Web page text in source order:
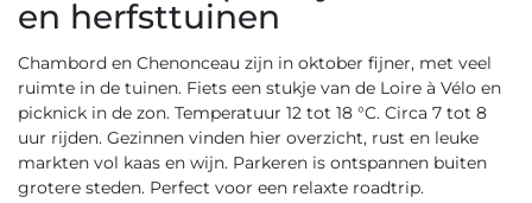
en herfsttuinen
Chambord en Chenonceau zijn in oktober fijner, met veel
ruimte in de tuinen. Fiets een stukje van de Loire à Vélo en
picknick in de zon. Temperatuur 12 tot 18 °C. Circa 7 tot 8
uur rijden. Gezinnen vinden hier overzicht, rust en leuke
markten vol kaas en wijn. Parkeren is ontspannen buiten
grotere steden. Perfect voor een relaxte roadtrip.